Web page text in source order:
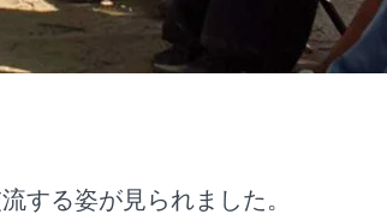
する姿が見られました。